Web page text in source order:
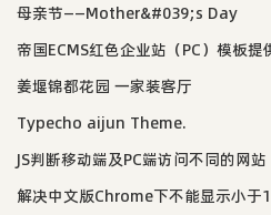
母亲节——Mother&#039;s Day
帝国ECMS红色企业站（PC）模板提
姜堰锦都花园 一家装客厅
Typecho aijun Theme.
JS判断移动端及PC端访问不同的网站
解决中文版Chrome下不能显示小于